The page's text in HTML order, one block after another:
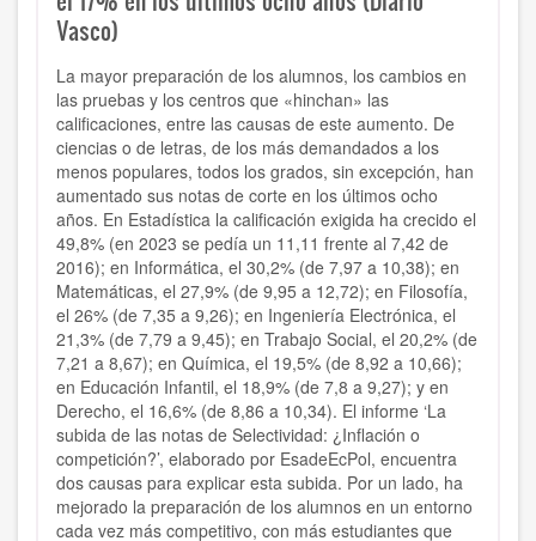
Vasco)
La mayor preparación de los alumnos, los cambios en
las pruebas y los centros que «hinchan» las
calificaciones, entre las causas de este aumento. De
ciencias o de letras, de los más demandados a los
menos populares, todos los grados, sin excepción, han
aumentado sus notas de corte en los últimos ocho
años. En Estadística la calificación exigida ha crecido el
49,8% (en 2023 se pedía un 11,11 frente al 7,42 de
2016); en Informática, el 30,2% (de 7,97 a 10,38); en
Matemáticas, el 27,9% (de 9,95 a 12,72); en Filosofía,
el 26% (de 7,35 a 9,26); en Ingeniería Electrónica, el
21,3% (de 7,79 a 9,45); en Trabajo Social, el 20,2% (de
7,21 a 8,67); en Química, el 19,5% (de 8,92 a 10,66);
en Educación Infantil, el 18,9% (de 7,8 a 9,27); y en
Derecho, el 16,6% (de 8,86 a 10,34). El informe ‘La
subida de las notas de Selectividad: ¿Inflación o
competición?’, elaborado por EsadeEcPol, encuentra
dos causas para explicar esta subida. Por un lado, ha
mejorado la preparación de los alumnos en un entorno
cada vez más competitivo, con más estudiantes que